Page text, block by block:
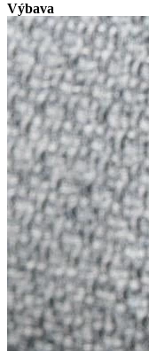
Výbava